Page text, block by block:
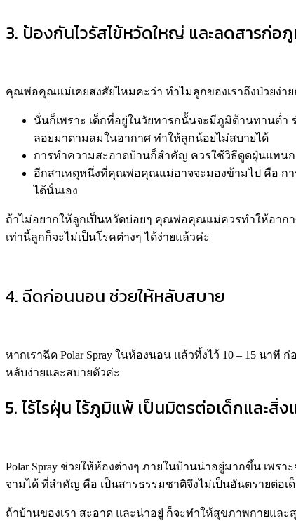
3. ป้องกันไวรัสไข้หวัดใหญ่ และลดสารก่อ
คุณพ่อคุณแม่เคยสงสัยไหมคะว่า ทำไมลูกของเราถึงป่วยง่าย
นั่นก็เพราะ เด็กที่อยู่ในวัยทารกนั้นจะมีภูมิต้านทานต่ำ
ลอยมาตามลมในอากาศ ทำให้ลูกน้อยไม่สบายได้
การทำความสะอาดบ้านก็สำคัญ ควรใช้วิธีดูดฝุ่นแทน
อีกสาเหตุหนึ่งที่คุณพ่อคุณแม่อาจจะมองข้ามไป คือ กา
ได้นั่นเอง
ถ้าไม่อยากให้ลูกเป็นหวัดบ่อยๆ คุณพ่อคุณแม่ควรทำให้อากา
เท่านี้ลูกก็จะไม่เป็นโรคต่างๆ ได้ง่ายแล้วค่ะ
4. ฉีดก่อนนอน ช่วยให้หลับสบาย
หากเราฉีด Polar Spray ในห้องนอน แล้วทิ้งไว้ 10 – 15 น
หลับง่ายและสบายตัวค่ะ
5. ไร้ไรฝุ่น ไร้ภูมิแพ้ เป็นมิตรต่อเด็กและสิ่
Polar Spray ช่วยให้ห้องต่างๆ ภายในบ้านน่าอยู่มากขึ้น เพรา
จามได้ ที่สำคัญ คือ เป็นสารธรรมชาติจึงไม่เป็นอันตรายต่อ
ถ้าบ้านของเรา สะอาด และน่าอยู่ ก็จะทำให้สุขภาพกายแล